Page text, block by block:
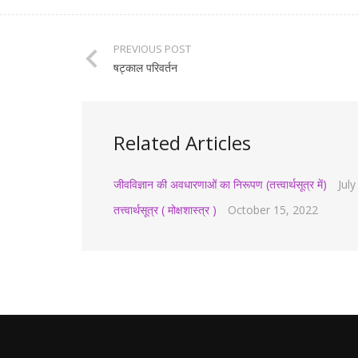
PREVIOUS POST
षट्काल परिवर्तन
Related Articles
जीवविज्ञान की अवधारणाओं का निरूपण (तत्त्वार्थसूत्र में)
तत्त्वार्थसूत्र ( मोक्षशास्त्र )
October 15, 2022